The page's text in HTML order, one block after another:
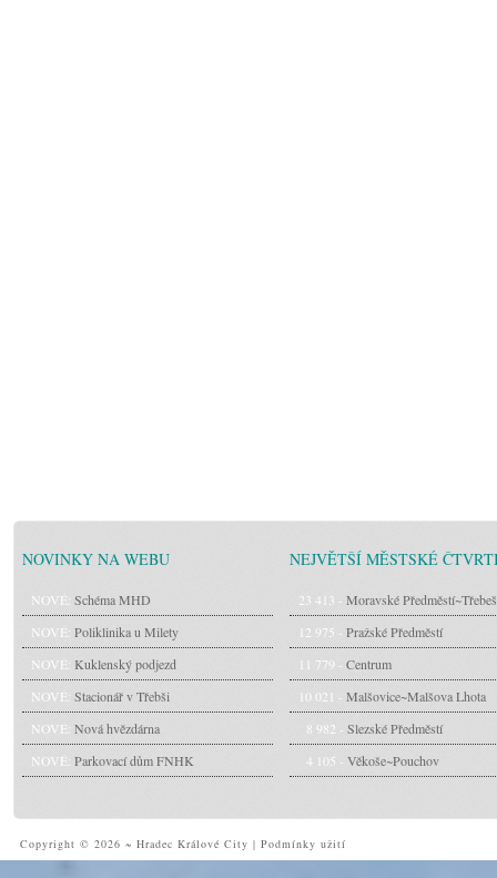
NOVINKY NA WEBU
NOVÉ: Schéma MHD
NOVÉ: Poliklinika u Milety
NOVÉ: Kuklenský podjezd
NOVÉ: Stacionář v Třebši
NOVÉ: Nová hvězdárna
NOVÉ: Parkovací dům FNHK
NEJVĚTŠÍ MĚSTSKÉ
23 413 - Moravské Předměstí~Třebeš
12 975 - Pražské Předměstí
11 779 - Centrum
10 021 - Malšovice~Malšova Lhota
8 982 - Slezské Předměstí
4 105 - Věkoše~Pouchov
Copyright © 2026 ~ Hradec Králové City | Podmínky užití